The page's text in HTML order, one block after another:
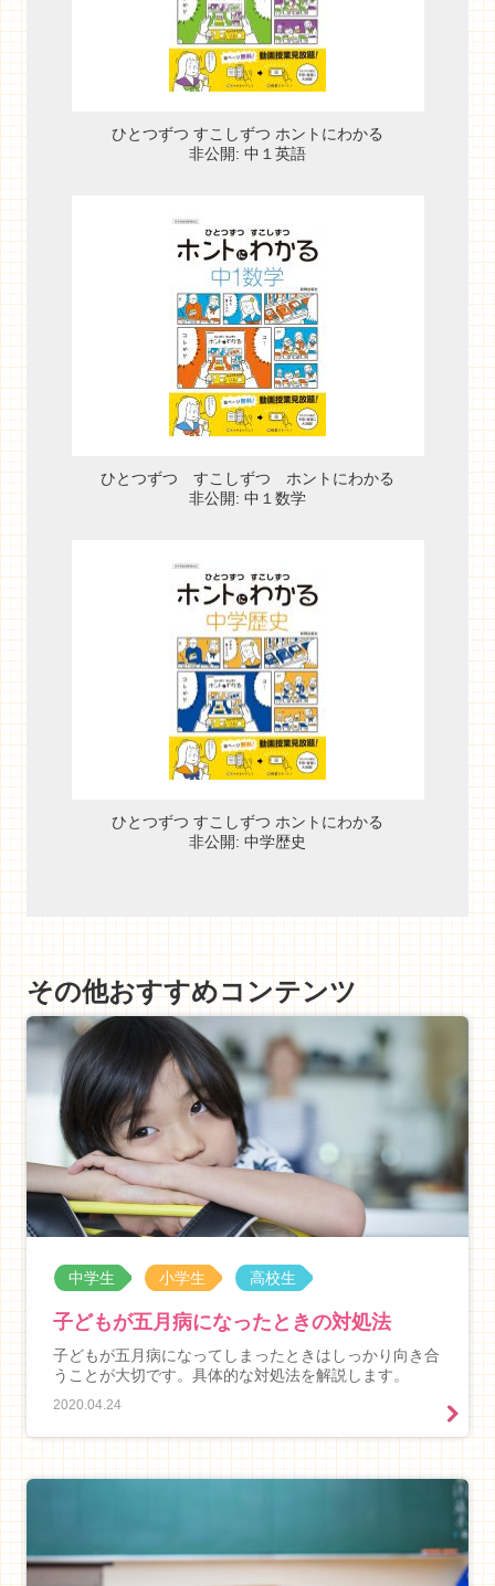
ひとつずつ すこしずつ ホントにわかる
非公開: 中１英語
ひとつずつ すこしずつ ホントにわかる
非公開: 中１数学
ひとつずつ すこしずつ ホントにわかる
非公開: 中学歴史
その他おすすめコンテンツ
中学生 小学生 高校生
子どもが五月病になったときの対処法
子どもが五月病になってしまったときはしっかり向き合
うことが大切です。具体的な対処法を解説します。
2020.04.24